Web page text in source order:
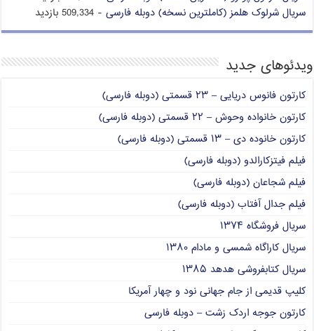
سریال شرلوک هلمز (کاملترین نسخه) دوبله فارسی - 509,334 بازدید
ویدئوهای جدید
کارتون فانوس دریایی – ۲۳ قسمتی (دوبله فارسی)
کارتون خانواده وحوش – ۲۲ قسمتی (دوبله فارسی)
کارتون خانوده دی – ۱۳ قسمتی (دوبله فارسی)
فیلم فیتزکارالدو (دوبله فارسی)
فیلم شجاعان (دوبله فارسی)
فیلم جدال آفتاب (دوبله فارسی)
سریال فروشگاه ۱۳۷۴
سریال کاراگاه شمسی و مادام ۱۳۸۰
سریال کتابفروشی هدهد ۱۳۸۵
کلیپ قدیمی از جام جهانی نود و چهار آمریکا
کارتون جوجه اردک زشت – دوبله فارسی